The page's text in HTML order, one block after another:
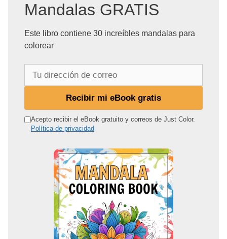
Mandalas GRATIS
Este libro contiene 30 increíbles mandalas para
colorear
r
Recibir mi eBook gratis
Acepto recibir el eBook gratuito y correos de Just Color.
Política de privacidad